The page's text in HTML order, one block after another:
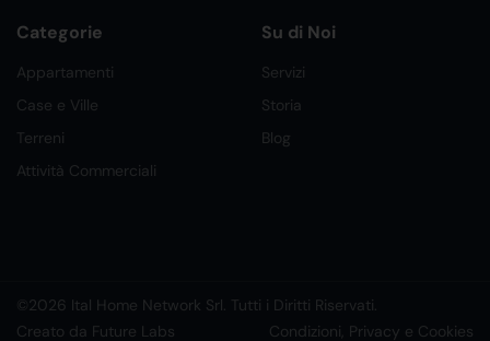
Categorie
Appartamenti
Case e Ville
Terreni
Attività Commerciali
Su di Noi
Servizi
Storia
Blog
©2026 Ital Home Network Srl. Tutti i Diritti Riservati.
Creato da Future Labs
Condizioni, Privacy e Cookies